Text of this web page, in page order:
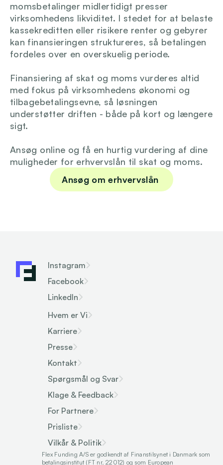
momsbetalinger midlertidigt presser
virksomhedens likviditet. I stedet for at belaste
kassekreditten eller risikere renter og gebyrer
kan finansieringen struktureres, så betalingen
fordeles over en overskuelig periode.
Finansiering af skat og moms vurderes altid
med fokus på virksomhedens økonomi og
tilbagebetalingsevne, så løsningen
understøtter driften - både på kort og længere
sigt.
Ansøg online og få en hurtig vurdering af dine
muligheder for erhvervslån til skat og moms.
Ansøg om erhvervslån
Instagram
Facebook
LinkedIn
Hvem er Vi
Karriere
Presse
Kontakt
Spørgsmål og Svar
Klage & Feedback
For Partnere
Prisliste
Vilkår & Politik
Flex Funding A/S er godkendt af Finanstilsynet i Danmark som
betalingsinstitut (FT nr. 22012) og som European